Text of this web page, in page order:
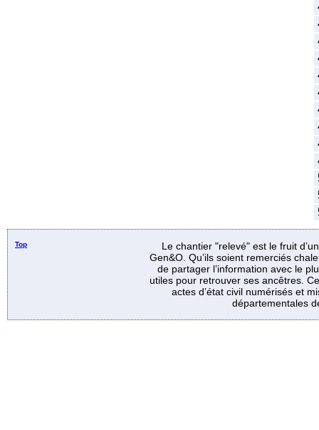
Top
Le chantier "relevé" est le fruit
Gen&O. Qu’ils soient remerciés
de partager l’information avec le
utiles pour retrouver ses ancêtres.
actes d’état civil numérisés et
départementales